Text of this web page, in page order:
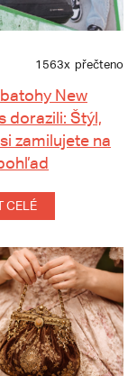
1563x přečteno
New
dorazili: Štýl,
zamilujete na
CELÉ